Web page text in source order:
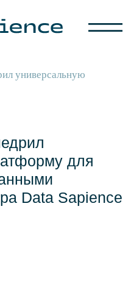
универсальную